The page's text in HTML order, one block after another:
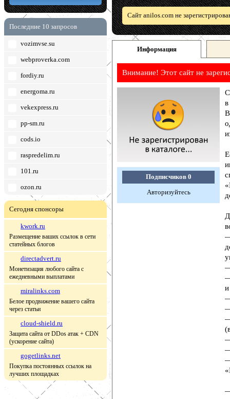
Последние 10 запросов
vozimvse.su
webproverka.com
fordiy.ru
energoma.ru
vekexpress.ru
pp-sm.ru
cods.io
raspredelim.ru
101.ru
ozon.ru
Сегодня спонсоры
kwork.ru
Размещение ваших ссылок в сети
статейных блогов
directadvert.ru
Монетизация любого сайта с
ежедневными выплатами
miralinks.com
Белое продвижение вашего сайта
через статьи
cloud-shield.ru
Защита сайта от DDos атак + CDN
(ускорение сайта)
gogetlinks.net
Покупка постоянных ссылок на
лучших площадках
Сайт anilos.com не
Информация
Внимание! Этот сайт не
Подписчиков 0
Авторизуйтесь